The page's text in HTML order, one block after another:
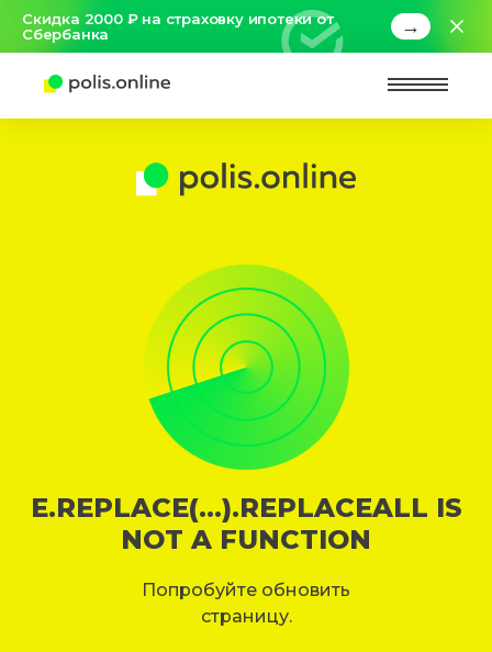
Скидка 2000 ₽ на страховку ипотеки от
Сбербанка
→
E.REPLACE(...).REPLACEALL IS
NOT A FUNCTION
Попробуйте обновить
страницу.